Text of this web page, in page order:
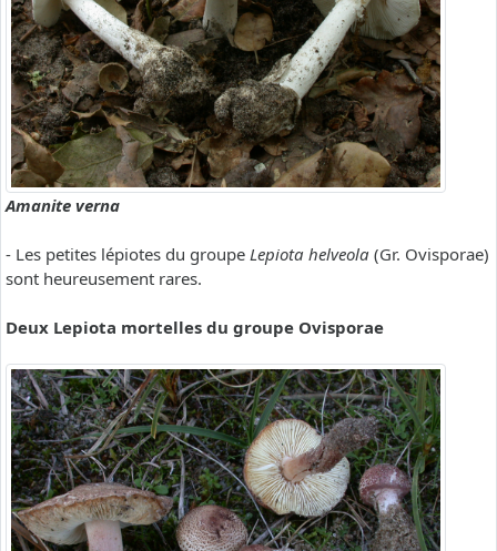
Amanite verna
- Les petites lépiotes du groupe Lepiota helveola (Gr. Ovisporae)
sont heureusement rares.
Deux Lepiota mortelles du groupe Ovisporae